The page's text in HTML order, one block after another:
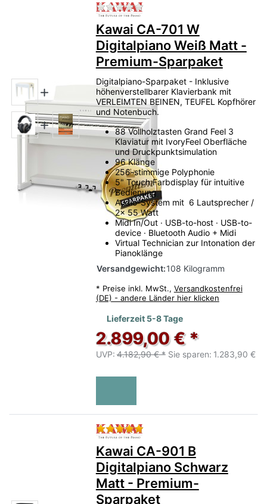
Zu diesem Produkt liegen
Kawai CA-701 W
Digitalpiano Weiß Matt -
Premium-Sparpaket
Digitalpiano-Sparpaket - Inklusive
höhenverstellbarer Klavierbank mit
VERLEIMTEN BEINEN, TEUFEL Kopfhörer
und Notenbuch.
88 Vollholztasten Grand Feel 3
Klaviatur mit IvoryFeel Oberfläche
und Druckpunktsimulation
96 Klänge
256-stimmige Polyphonie
5" Touch Farbdisplay für intuitive
Bedienung
Audio-System mit 6 Lautsprecher /
2x 55 Watt
Midi In/Out · USB-to-host · USB-to-
device · Bluetooth Audio + Midi
Virtual Technician zur Intonation der
Pianoklänge
Versandgewicht:108 Kilogramm
* Preise inkl. MwSt., Versandkostenfrei
(DE) - andere Länder hier klicken
Lieferzeit 5-8 Tage
2.899,00 € *
UVP: 4.182,90 € * Sie sparen: 1.283,90 €
Bewertung: 5 von 5
Kawai CA-901 B
Digitalpiano Schwarz
Matt - Premium-
Sparpaket